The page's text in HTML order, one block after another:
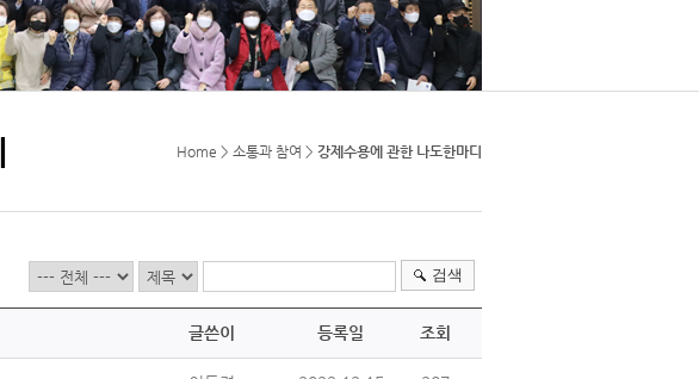
Home > 소통과 참여 > 강제수용에 관한 나도한마디
검색
글쓴이 등록일 조회